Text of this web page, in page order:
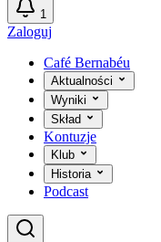
1
Zaloguj
Café Bernabéu
Aktualności
Wyniki
Skład
Kontuzje
Klub
Historia
Podcast